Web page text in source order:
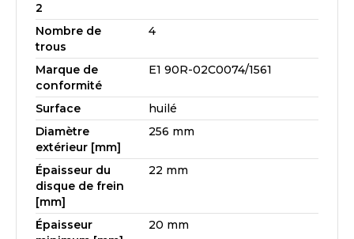
2
Nombre de
trous
4
Marque de
conformité
E1 90R-02C0074/1561
Surface
huilé
Diamètre
extérieur [mm]
256 mm
Épaisseur du
disque de frein
[mm]
22 mm
Épaisseur
20 mm